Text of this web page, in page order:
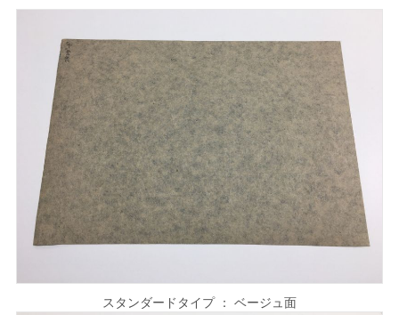
スタンダードタイプ ： ベージュ面